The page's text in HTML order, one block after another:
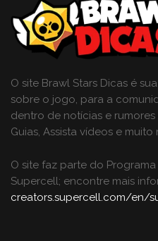
O site Brawl Stars Dicas é
sobre o jogo, para a
dentro de notícias e
Guias, Assista vídeos e muito
O site faz parte do
Supercell; encontre mais
creators.supercell.com/en/